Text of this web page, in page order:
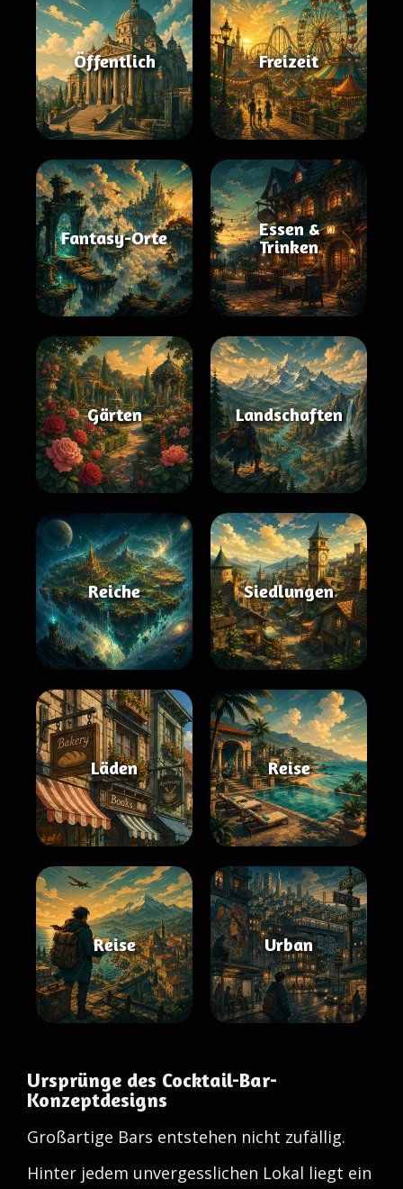
Öffentlich Freizeit
Fantasy-Orte
Essen &
Trinken
Gärten Landschaften
Reiche Siedlungen
Läden Reise
Reise Urban
Ursprünge des Cocktail-Bar-
Konzeptdesigns
Großartige Bars entstehen nicht zufällig.
Hinter jedem unvergesslichen Lokal liegt ein